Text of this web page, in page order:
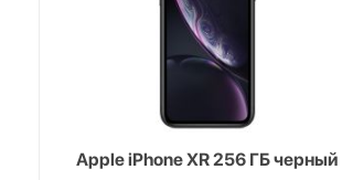
Apple iPhone XR 256 ГБ черный